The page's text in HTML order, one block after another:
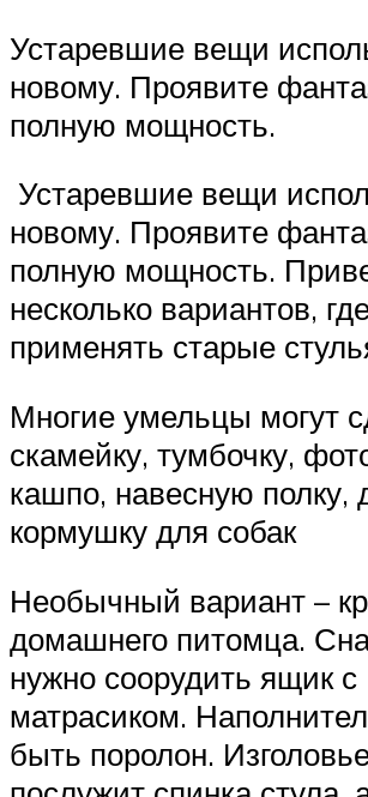
Устаревшие вещи
новому. Проявите
полную мощность.
Устаревшие вещи
новому. Проявите
полную мощность.
несколько вариантов,
применять старые
Многие умельцы могут
скамейку, тумбочку,
кашпо, навесную полку,
кормушку для собак
Необычный вариант –
домашнего питомца.
нужно соорудить ящик с
матрасиком.
быть поролон.